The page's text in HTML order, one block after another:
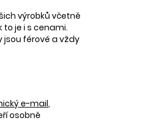
výrobků včetně
je i s cenami.
jsou férové a vždy
e-mail,
osobně